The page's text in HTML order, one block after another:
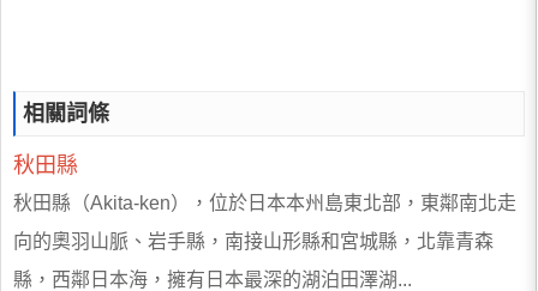
相關詞條
秋田縣
秋田縣（Akita-ken），位於日本本州島東北部，東鄰南北走
向的奧羽山脈、岩手縣，南接山形縣和宮城縣，北靠青森
縣，西鄰日本海，擁有日本最深的湖泊田澤湖...